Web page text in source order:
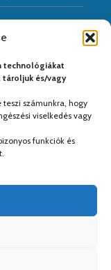
technológiákat
tároljuk és/vagy
számunkra, hogy
viselkedés vagy
funkciók és